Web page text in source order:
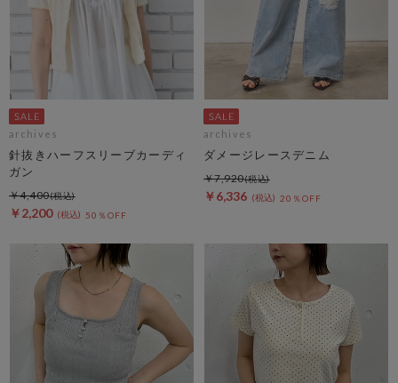
archives
針抜きハーフスリーブカーディ
ガン
￥2,200 50％OFF
￥4,400
archives
ダメージレースデニム
￥6,336 20％OFF
￥7,920